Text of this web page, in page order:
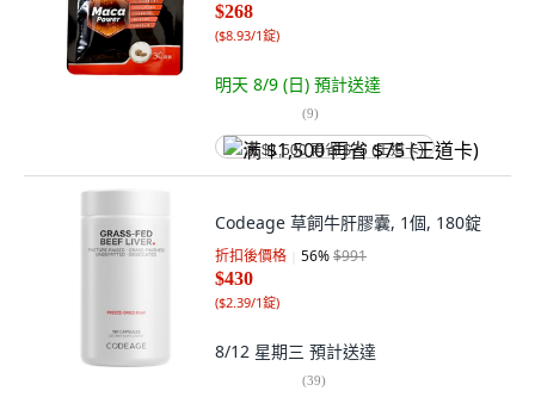
$268
($8.93/1錠)
明天 8/9 (日) 預計送達
(9)
满 $1,500 再省 $75 (王道卡)
Codeage 草飼牛肝膠囊, 1個, 180錠
折扣後價格 56%$991
$430
($2.39/1錠)
8/12 星期三 預計送達
(39)